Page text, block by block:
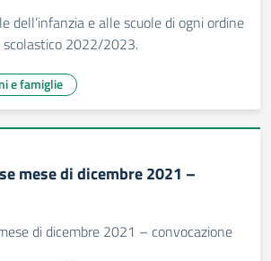
dell’infanzia e alle scuole di ogni ordine
scolastico 2022/2023.
e famiglie
mese di dicembre 2021 –
di dicembre 2021 – convocazione